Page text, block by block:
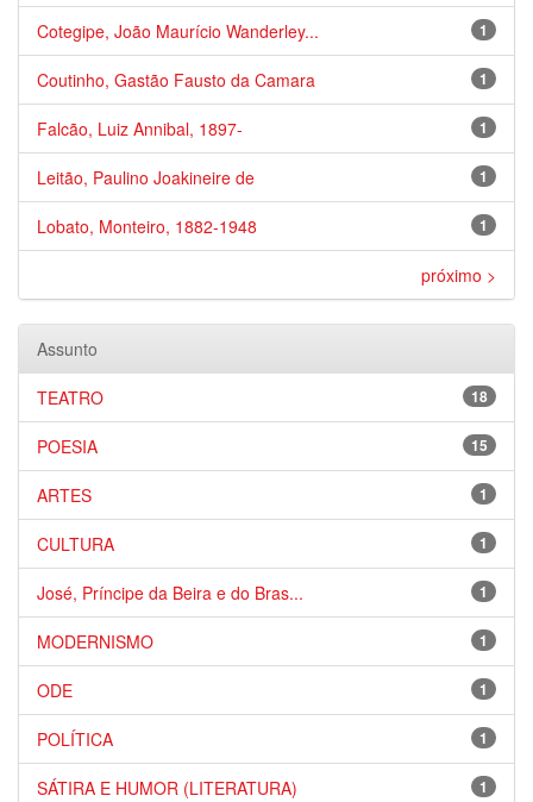
1
Cotegipe, João Maurício Wanderley...
1
Coutinho, Gastão Fausto da Camara
1
Falcão, Luiz Annibal, 1897-
1
Leitão, Paulino Joakineire de
1
Lobato, Monteiro, 1882-1948
próximo >
Assunto
18
TEATRO
15
POESIA
1
ARTES
1
CULTURA
1
José, Príncipe da Beira e do Bras...
1
MODERNISMO
1
ODE
1
POLÍTICA
1
SÁTIRA E HUMOR (LITERATURA)